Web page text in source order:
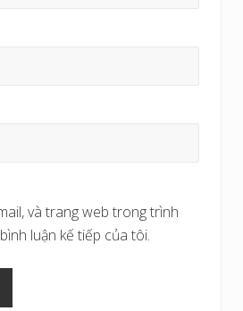
và trang web trong trình
luận kế tiếp của tôi.